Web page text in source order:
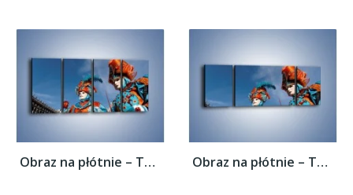
Obraz na płótnie – Tajemnicze postacie w... Obraz na płótnie – Tajemnicze postacie w...